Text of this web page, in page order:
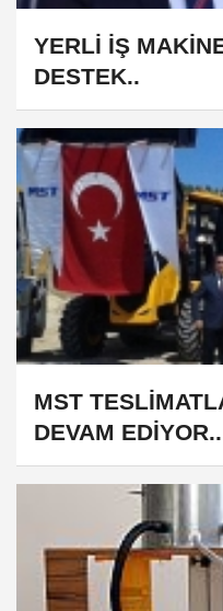
YERLİ İŞ
DESTEK..
MST
DEVAM EDİYOR..